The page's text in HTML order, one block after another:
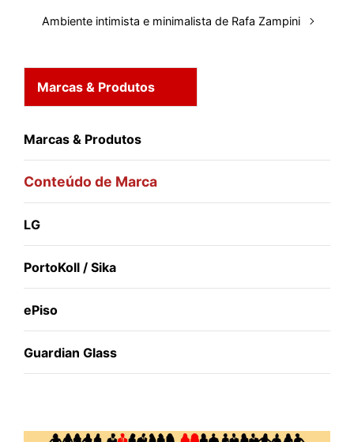
Ambiente intimista e minimalista de Rafa Zampini
Marcas & Produtos
Marcas & Produtos
Conteúdo de Marca
LG
PortoKoll / Sika
ePiso
Guardian Glass